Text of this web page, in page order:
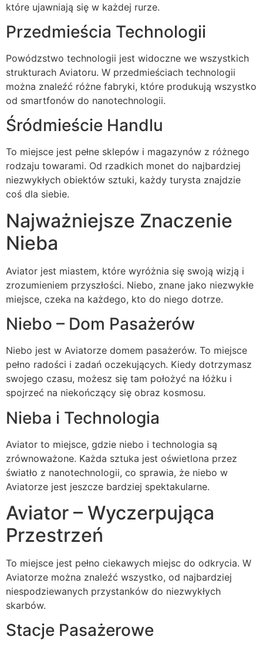
które ujawniają się w każdej rurze.
Przedmieścia Technologii
Powódzstwo technologii jest widoczne we wszystkich
strukturach Aviatoru. W przedmieściach technologii
można znaleźć różne fabryki, które produkują wszystko
od smartfonów do nanotechnologii.
Śródmieście Handlu
To miejsce jest pełne sklepów i magazynów z różnego
rodzaju towarami. Od rzadkich monet do najbardziej
niezwykłych obiektów sztuki, każdy turysta znajdzie
coś dla siebie.
Najważniejsze Znaczenie
Nieba
Aviator jest miastem, które wyróżnia się swoją wizją i
zrozumieniem przyszłości. Niebo, znane jako niezwykłe
miejsce, czeka na każdego, kto do niego dotrze.
Niebo – Dom Pasażerów
Niebo jest w Aviatorze domem pasażerów. To miejsce
pełno radości i zadań oczekujących. Kiedy dotrzymasz
swojego czasu, możesz się tam położyć na łóżku i
spojrzeć na niekończący się obraz kosmosu.
Nieba i Technologia
Aviator to miejsce, gdzie niebo i technologia są
zrównoważone. Każda sztuka jest oświetlona przez
światło z nanotechnologii, co sprawia, że niebo w
Aviatorze jest jeszcze bardziej spektakularne.
Aviator – Wyczerpująca
Przestrzeń
To miejsce jest pełno ciekawych miejsc do odkrycia. W
Aviatorze można znaleźć wszystko, od najbardziej
niespodziewanych przystanków do niezwykłych
skarbów.
Stacje Pasażerowe